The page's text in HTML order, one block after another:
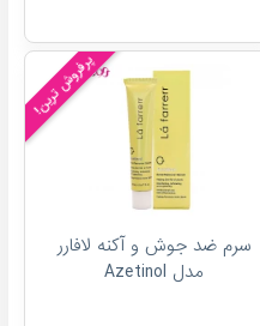
پرفروش ترین!
سرم ضد جوش و آکنه لافارر
مدل Azetinol